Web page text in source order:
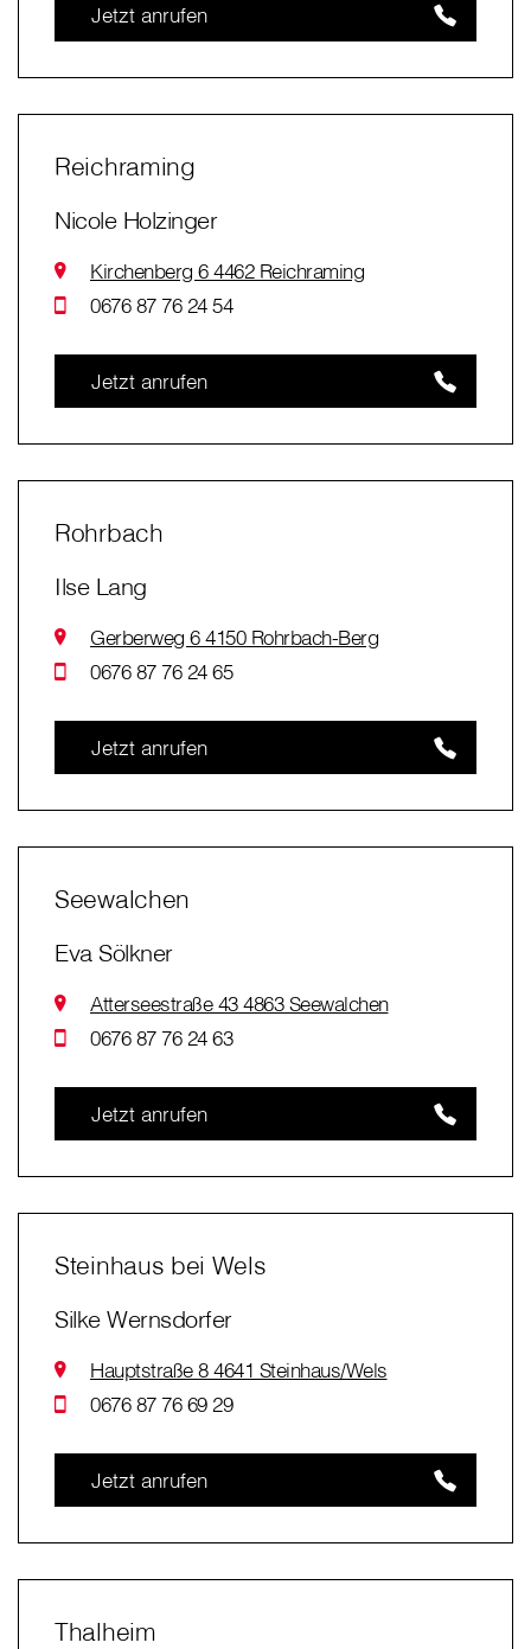
Jetzt anrufen
Reichraming
Nicole Holzinger
Kirchenberg 6 4462 Reichraming
0676 87 76 24 54
Jetzt anrufen
Rohrbach
Ilse Lang
Gerberweg 6 4150 Rohrbach-Berg
0676 87 76 24 65
Jetzt anrufen
Seewalchen
Eva Sölkner
Atterseestraße 43 4863 Seewalchen
0676 87 76 24 63
Jetzt anrufen
Steinhaus bei Wels
Silke Wernsdorfer
Hauptstraße 8 4641 Steinhaus/Wels
0676 87 76 69 29
Jetzt anrufen
Thalheim